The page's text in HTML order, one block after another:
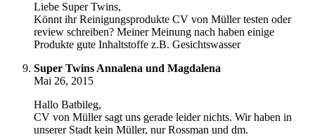
Liebe Super Twins,
Könnt ihr Reinigungsprodukte CV von Müller testen oder
review schreiben? Meiner Meinung nach haben einige
Produkte gute Inhaltstoffe z.B. Gesichtswasser
Super Twins Annalena und Magdalena
Mai 26, 2015
Hallo Batbileg,
CV von Müller sagt uns gerade leider nichts. Wir haben in
unserer Stadt kein Müller, nur Rossman und dm.